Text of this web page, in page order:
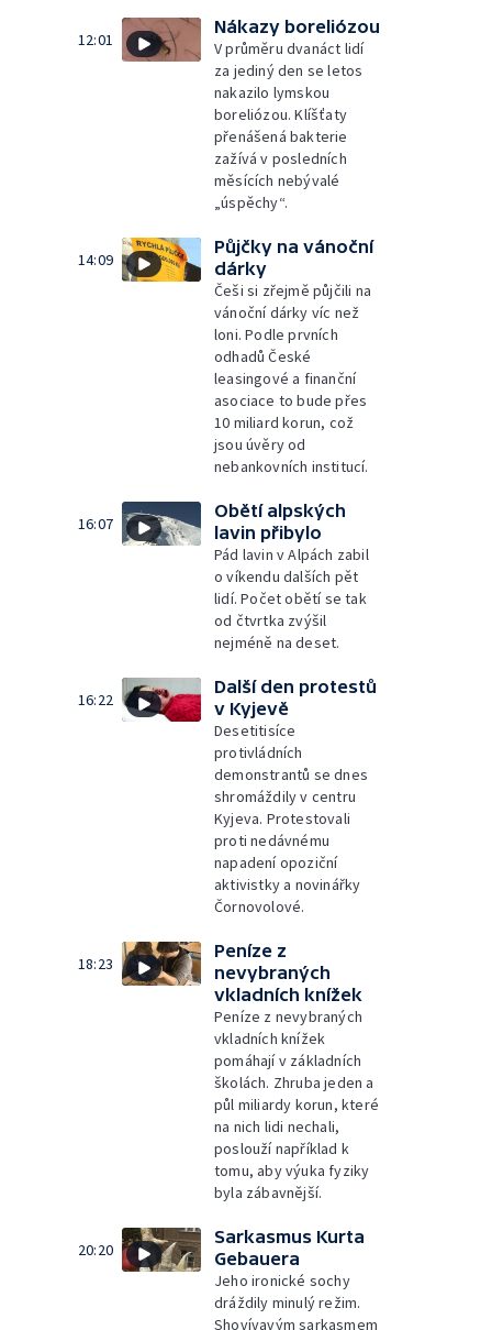
12:01
Nákazy boreliózou
V průměru dvanáct lidí
za jediný den se letos
nakazilo lymskou
boreliózou. Klíšťaty
přenášená bakterie
zažívá v posledních
měsících nebývalé
„úspěchy“.
14:09
Půjčky na vánoční
dárky
Češi si zřejmě půjčili na
vánoční dárky víc než
loni. Podle prvních
odhadů České
leasingové a finanční
asociace to bude přes
10 miliard korun, což
jsou úvěry od
nebankovních institucí.
16:07
Obětí alpských
lavin přibylo
Pád lavin v Alpách zabil
o víkendu dalších pět
lidí. Počet obětí se tak
od čtvrtka zvýšil
nejméně na deset.
16:22
Další den protestů
v Kyjevě
Desetitisíce
protivládních
demonstrantů se dnes
shromáždily v centru
Kyjeva. Protestovali
proti nedávnému
napadení opoziční
aktivistky a novinářky
Čornovolové.
18:23
Peníze z
nevybraných
vkladních knížek
Peníze z nevybraných
vkladních knížek
pomáhají v základních
školách. Zhruba jeden a
půl miliardy korun, které
na nich lidi nechali,
poslouží například k
tomu, aby výuka fyziky
byla zábavnější.
20:20
Sarkasmus Kurta
Gebauera
Jeho ironické sochy
dráždily minulý režim.
Shovívavým sarkasmem